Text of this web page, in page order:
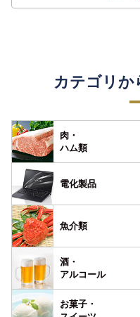
カテゴリか
肉・
ハム類
電化製品
魚介類
酒・
アルコール
お菓子・